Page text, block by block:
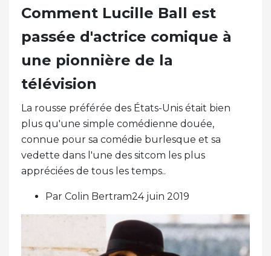
Comment Lucille Ball est
passée d'actrice comique à
une pionnière de la
télévision
La rousse préférée des États-Unis était bien
plus qu'une simple comédienne douée,
connue pour sa comédie burlesque et sa
vedette dans l'une des sitcom les plus
appréciées de tous les temps..
Par Colin Bertram24 juin 2019